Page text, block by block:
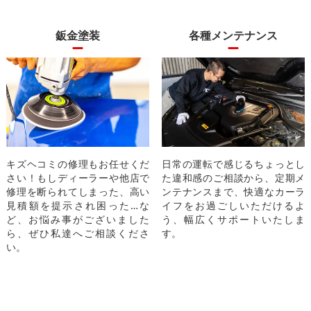
鈑金塗装
キズヘコミの修理もお任せくだ
さい！もしディーラーや他店で
修理を断られてしまった、高い
見積額を提示され困った…な
ど、お悩み事がございました
ら、ぜひ私達へご相談くださ
い。
各種メンテナンス
日常の運転で感じるちょっとし
た違和感のご相談から、定期メ
ンテナンスまで、快適なカーラ
イフをお過ごしいただけるよ
う、幅広くサポートいたしま
す。